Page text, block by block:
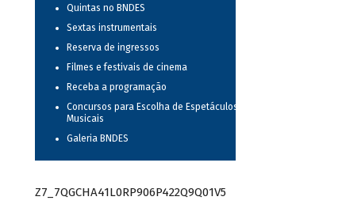
Quintas no BNDES
Sextas instrumentais
Reserva de ingressos
Filmes e festivais de cinema
Receba a programação
Concursos para Escolha de Espetáculos
Musicais
Galeria BNDES
Z7_7QGCHA41L0RP906P422Q9Q01V5